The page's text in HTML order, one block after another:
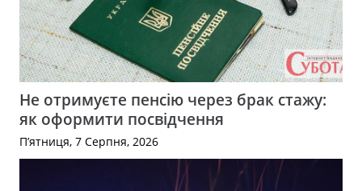
Не отримуєте пенсію через брак стажу:
як оформити посвідчення
П’ятниця, 7 Серпня, 2026